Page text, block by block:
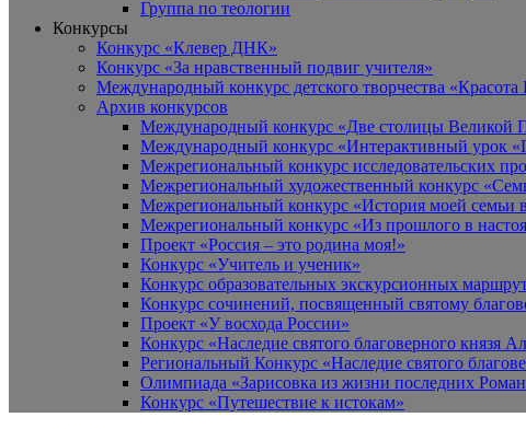
Группа по теологии
Конкурсы
Конкурс «Клевер ДНК»
Конкурс «За нравственный подвиг учителя»
Международный конкурс детского творчества «Красота
Архив конкурсов
Международный конкурс «Две столицы Великой
Международный конкурс «Интерактивный урок
Межрегиональный конкурс исследовательских
Межрегиональный художественный конкурс
Межрегиональный конкурс «История моей семьи
Межрегиональный конкурс «Из прошлого в
Проект «Россия – это родина моя!»
Конкурс «Учитель и ученик»
Конкурс образовательных экскурсионных
Конкурс сочинений, посвященный святому
Проект «У восхода России»
Конкурс «Наследие святого благоверного князя
Региональный Конкурс «Наследие святого
Олимпиада «Зарисовка из жизни последних
Конкурс «Путешествие к истокам»